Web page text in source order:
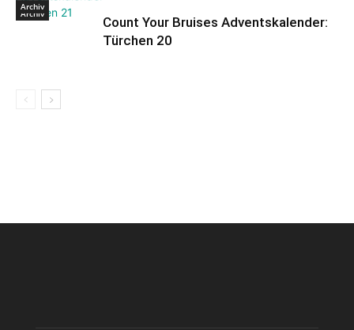
Archiv
Archiv
Count Your Bruises Adventskalender:
Türchen 20